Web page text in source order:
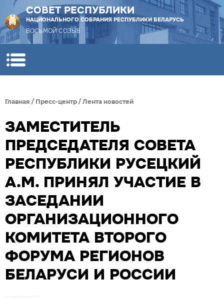
СОВЕТ РЕСПУБЛИКИ
НАЦИОНАЛЬНОГО СОБРАНИЯ РЕСПУБЛИКИ БЕЛАРУСЬ
ВОСЬМОЙ СОЗЫВ
Главная / Пресс-центр / Лента новостей
ЗАМЕСТИТЕЛЬ
ПРЕДСЕДАТЕЛЯ СОВЕТА
РЕСПУБЛИКИ РУСЕЦКИЙ
А.М. ПРИНЯЛ УЧАСТИЕ В
ЗАСЕДАНИИ
ОРГАНИЗАЦИОННОГО
КОМИТЕТА ВТОРОГО
ФОРУМА РЕГИОНОВ
БЕЛАРУСИ И РОССИИ